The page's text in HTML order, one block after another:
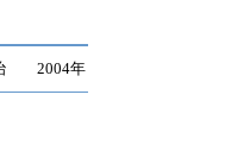
治 2004年